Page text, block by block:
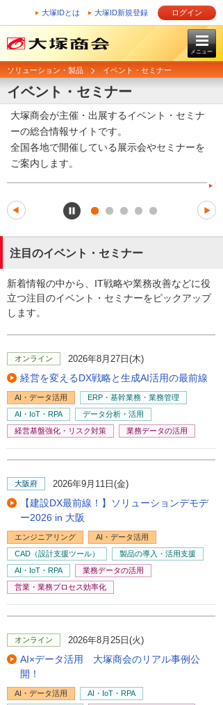
大塚IDとは 大塚ID新規登録 ログイン
メニュー
ソリューション・製品 イベント・セミナー
イベント・セミナー
大塚商会が主催・出展するイベント・セミナ
ーの総合情報サイトです。
全国各地で開催している展示会やセミナーを
ご案内します。
注目のイベント・セミナー
新着情報の中から、IT戦略や業務改善などに役
立つ注目のイベント・セミナーをピックアップ
します。
オンライン 2026年8月27日(木)
経営を変えるDX戦略と生成AI活用の最前線
AI・データ活用
ERP・基幹業務・業務管理
AI・IoT・RPA
データ分析・活用
経営基盤強化・リスク対策
業務データの活用
大阪府 2026年9月11日(金)
【建設DX最前線！】ソリューションデモデ
ー2026 in 大阪
エンジニアリング
AI・データ活用
CAD（設計支援ツール）
製品の導入・活用支援
AI・IoT・RPA
業務データの活用
営業・業務プロセス効率化
オンライン 2026年8月25日(火)
AI×データ活用 大塚商会のリアル事例公
開！
AI・データ活用
AI・IoT・RPA